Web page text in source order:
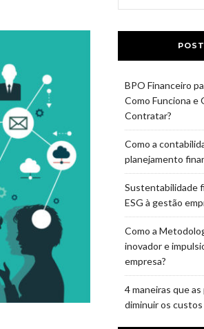
BPO Financeiro
Como Funciona e
Contratar?
Como a
planejamento
Sustentabilidade
ESG à gestão
Como a
inovador e
empresa?
4 maneiras que
diminuir os custos